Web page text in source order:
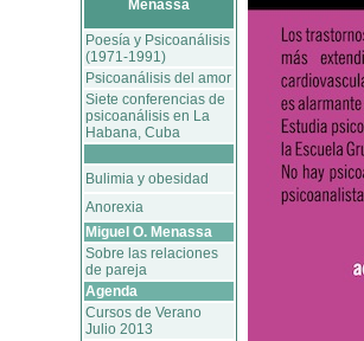
Menassa
Poesía y Psicoanálisis
(1971-1991)
Psicoanálisis del amor
Siete conferencias de
psicoanálisis en La
Habana, Cuba
Bulimia y obesidad
Anorexia
Miguel O. Menassa
Sobre las relaciones
de pareja
Agenda
Cursos de Verano
Julio 2013